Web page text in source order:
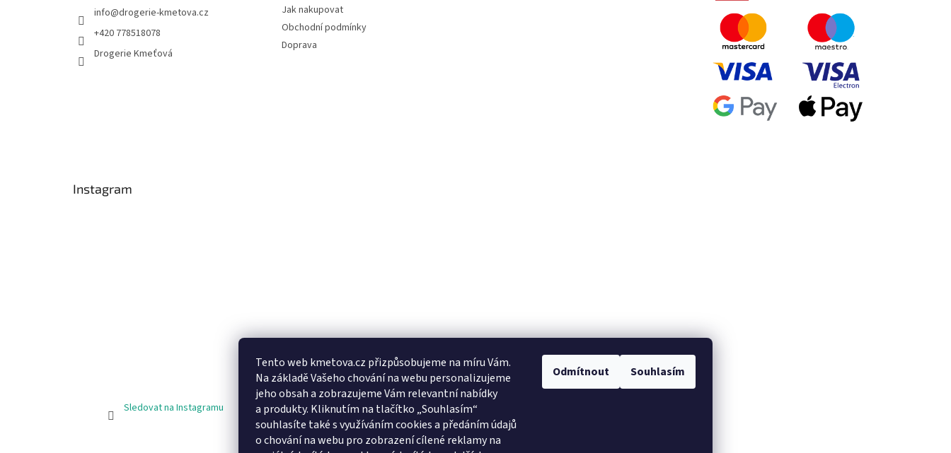
Tento web kmetova.cz přizpůsobujeme na míru Vám.
Na základě Vašeho chování na webu personalizujeme
jeho obsah a zobrazujeme Vám relevantní nabídky
a produkty. Kliknutím na tlačítko „Souhlasím“
souhlasíte také s využíváním cookies a předáním údajů
o chování na webu pro zobrazení cílené reklamy na
Odmítnout Souhlasím
info@drogerie-kmetova.cz
+420 778518078
Drogerie Kmeťová
Jak nakupovat
Obchodní podmínky
Doprava
Instagram
Sledovat na Instagramu
Facebooková stránka